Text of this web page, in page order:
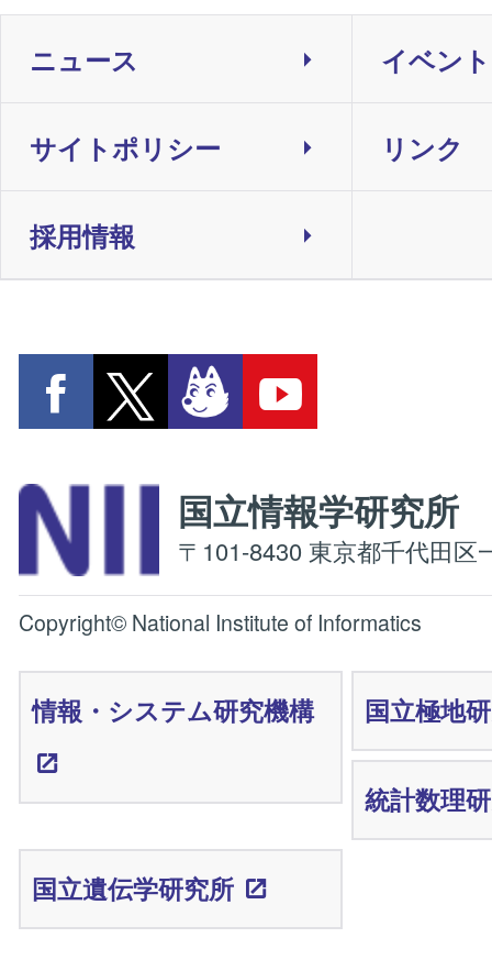
ニュース イベント
サイトポリシー リンク
採用情報
国立情報学研究
〒101-8430 東京都千代田区
Copyright© National Institute of Informatics
情報・システム研究機構 国立極地
統計数理
国立遺伝学研究所